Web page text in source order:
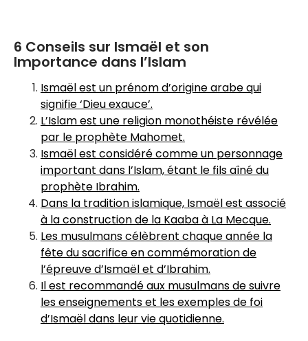
6 Conseils sur Ismaël et son
Importance dans l’Islam
Ismaël est un prénom d’origine arabe qui
signifie ‘Dieu exauce’.
L’Islam est une religion monothéiste révélée
par le prophète Mahomet.
Ismaël est considéré comme un personnage
important dans l’Islam, étant le fils aîné du
prophète Ibrahim.
Dans la tradition islamique, Ismaël est associé
à la construction de la Kaaba à La Mecque.
Les musulmans célèbrent chaque année la
fête du sacrifice en commémoration de
l’épreuve d’Ismaël et d’Ibrahim.
Il est recommandé aux musulmans de suivre
les enseignements et les exemples de foi
d’Ismaël dans leur vie quotidienne.